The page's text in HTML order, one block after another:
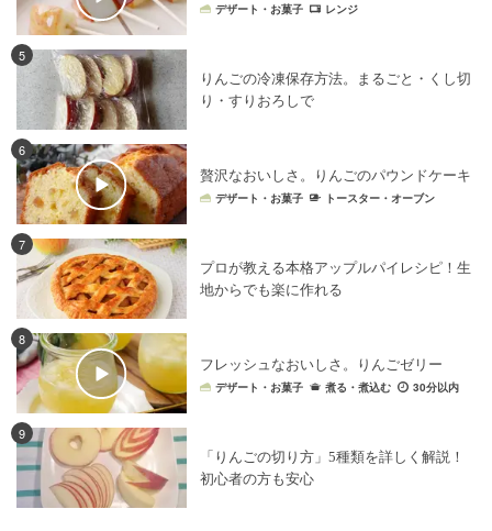
デザート・お菓子 レンジ
5
りんごの冷凍保存方法。まるごと・くし切
り・すりおろしで
6
贅沢なおいしさ。りんごのパウンドケーキ
デザート・お菓子 トースター・オーブン
7
プロが教える本格アップルパイレシピ！生
地からでも楽に作れる
8
フレッシュなおいしさ。りんごゼリー
デザート・お菓子 煮る・煮込む 30分以内
9
「りんごの切り方」5種類を詳しく解説！
初心者の方も安心